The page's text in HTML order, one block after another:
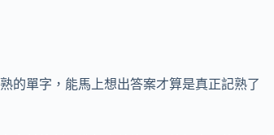
的單字，能馬上想出答案才算是真正記熟了